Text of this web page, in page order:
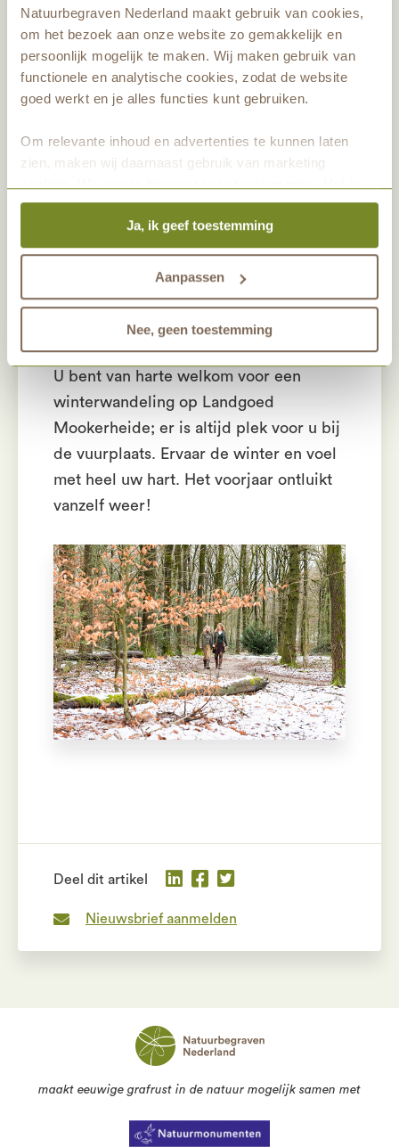
Natuurbegraven Nederland maakt gebruik van cookies,
om het bezoek aan onze website zo gemakkelijk en
persoonlijk mogelijk te maken. Wij maken gebruik van
functionele en analytische cookies, zodat de website
goed werkt en je alles functies kunt gebruiken.
Om relevante inhoud en advertenties te kunnen laten
zien, maken wij daarnaast gebruik van marketing
altijd mogelijk om je toestemming te veranderen. Alle
marketingprestaties worden geanalyseerd, zodat we
onze gasten nog beter kunnen helpen. Wil je meer weten
over het gebruik van cookies? Bekijk dan de andere
Ja, ik geef toestemming
Aanpassen
Nee, geen toestemming
kijken? De reeën die in de herfst
bevrucht zijn, houden rekening met de
winter. Het jong dat uit deze
bevruchting groeit, blijft namelijk eerst
langer worden, gaat het jong pas weer
groeien. Dit gebeurt na de winterwende
op 21 december. De zon staat dan
precies boven de Steenbokskeerkring
in het zuiden. Vanaf dat moment
worden de dagen weer langer en de
nachten korter, tot de equinox. Dan zijn
dag en nacht overal op aarde even lang.
U bent van harte welkom voor een
winterwandeling op Landgoed
Mookerheide; er is altijd plek voor u bij
de vuurplaats. Ervaar de winter en voel
met heel uw hart. Het voorjaar ontluikt
vanzelf weer!
Deel dit artikel
Nieuwsbrief aanmelden
maakt eeuwige grafrust in de natuur mogelijk samen met